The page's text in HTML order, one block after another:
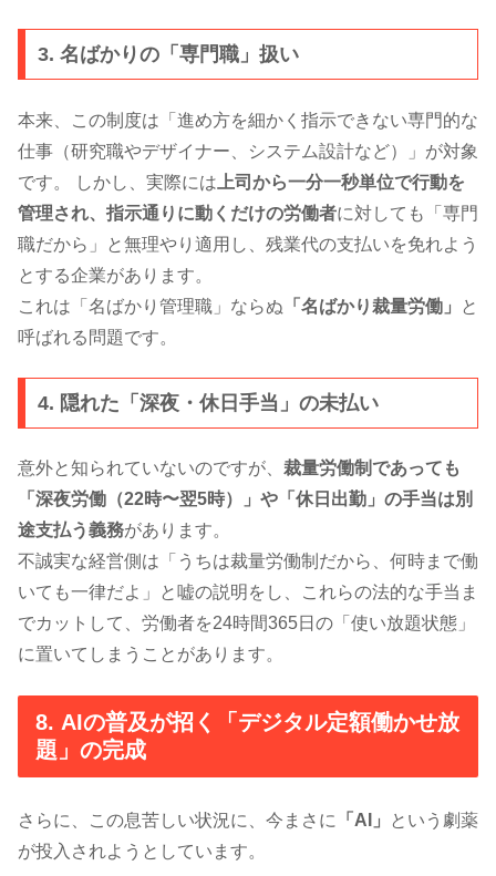
3. 名ばかりの「専門職」扱い
本来、この制度は「進め方を細かく指示できない専門的な
仕事（研究職やデザイナー、システム設計など）」が対象
です。 しかし、実際には 上司から一分一秒単位で行動を
管理され、指示通りに動くだけの労働者に対しても「専門
職だから」と無理やり適用し、残業代の支払いを免れよう
とする企業があります。
これは「名ばかり管理職」ならぬ 「名ばかり裁量労働」
と
呼ばれる問題です。
4. 隠れた「深夜・休日手当」の未払い
意外と知られていないのですが、 裁量労働制であっても
「深夜労働（22時〜翌5時）」や「休日出勤」の手当は別
途支払う義務があります。
不誠実な経営側は「うちは裁量労働制だから、何時まで働
いても一律だよ」と嘘の説明をし、これらの法的な手当ま
でカットして、労働者を24時間365日の「使い放題状態」
に置いてしまうことがあります。
8. AIの普及が招く「デジタル定額働かせ放
題」の完成
さらに、この息苦しい状況に、今まさに 「AI」
という劇薬
が投入されようとしています。